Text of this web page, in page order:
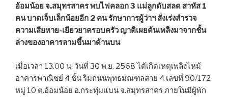
อ้อมน้อย จ.สมุทรสาคร พบไฟคลอก 3 แม่ลูกดับสลด สาหัส 1
คน บาดเจ็บเล็กน้อยอีก 2 คน รักษาการผู้ว่าฯ สั่งเร่งสำรวจ
ความเสียหาย-เยียวยาครอบครัว ญาติเผยต้นเพลิงมาจากชั้น
ล่างของอาคารลามขึ้นมาด้านบน
เมื่อเวลา 13.00 น. วันที่ 30 พ.ย. 2568 ได้เกิดเหตุเพลิงไหม้
อาคารพาณิชย์ 4 ชั้น ริมถนนพุทธมณฑลสาย 4 เลขที่ 90/172
หมู่ 10 ต.อ้อมน้อย อ.กระทุ่มแบน จ.สมุทรสาคร ภายในมีผู้พัก